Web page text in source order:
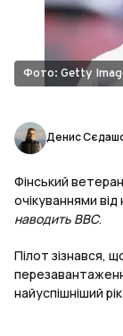
Фото: Getty
Денис
Фінський
очікуваннями
наводить ВВС.
Пілот зізнався,
найуспішніший